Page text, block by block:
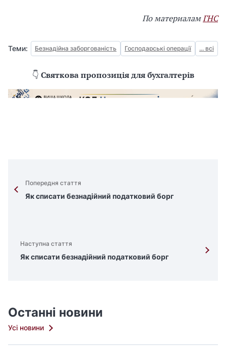
По материаламГНС
Теми: Безнадійна заборгованість Господарські операції ... всі
👇 Святкова пропозиція для бухгалтерів
Попередня стаття
Як списати безнадійний податковий борг
Наступна стаття
Як списати безнадійний податковий борг
Останні новини
Усі новини